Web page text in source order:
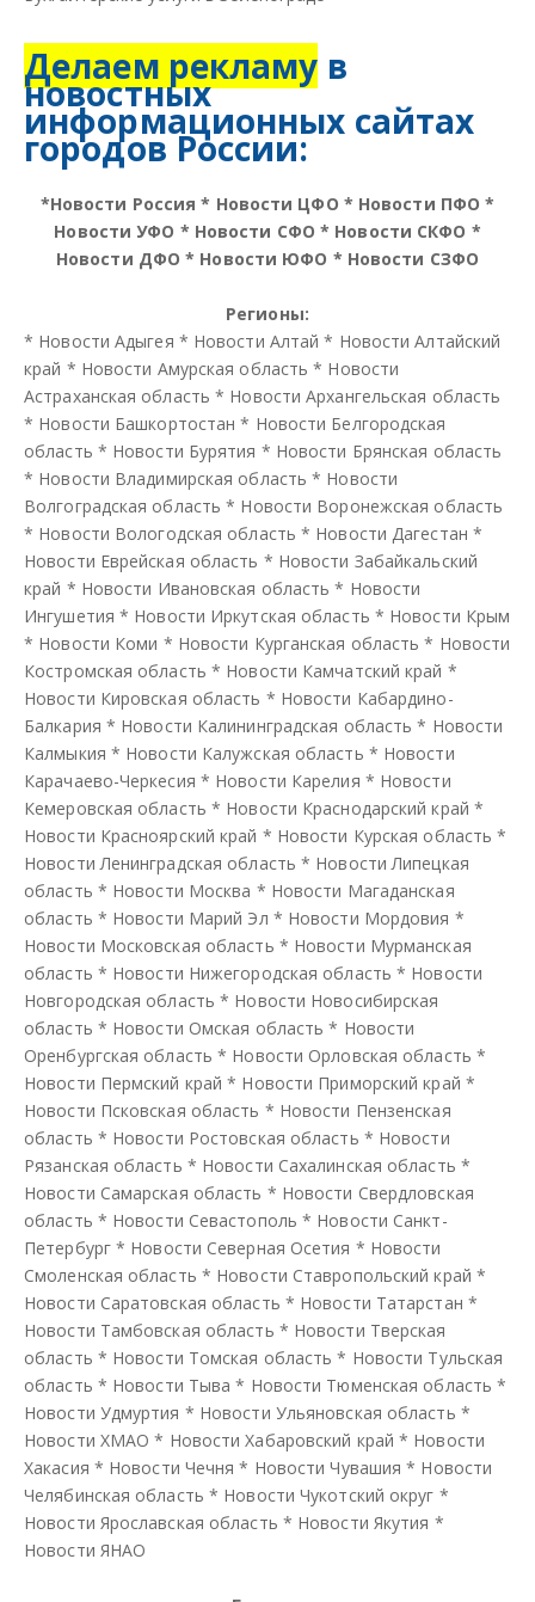
Делаем рекламу в
новостных
информационных сайтах
городов России:
*Новости Россия * Новости ЦФО * Новости ПФО *
Новости УФО * Новости СФО * Новости СКФО *
Новости ДФО * Новости ЮФО * Новости СЗФО
Регионы:
* Новости Адыгея * Новости Алтай * Новости Алтайский
край * Новости Амурская область * Новости
Астраханская область * Новости Архангельская область
* Новости Башкортостан * Новости Белгородская
область * Новости Бурятия * Новости Брянская область
* Новости Владимирская область * Новости
Волгоградская область * Новости Воронежская область
* Новости Вологодская область * Новости Дагестан *
Новости Еврейская область * Новости Забайкальский
край * Новости Ивановская область * Новости
Ингушетия * Новости Иркутская область * Новости Крым
* Новости Коми * Новости Курганская область * Новости
Костромская область * Новости Камчатский край *
Новости Кировская область * Новости Кабардино-
Балкария * Новости Калининградская область * Новости
Калмыкия * Новости Калужская область * Новости
Карачаево-Черкесия * Новости Карелия * Новости
Кемеровская область * Новости Краснодарский край *
Новости Красноярский край * Новости Курская область *
Новости Ленинградская область * Новости Липецкая
область * Новости Москва * Новости Магаданская
область * Новости Марий Эл * Новости Мордовия *
Новости Московская область * Новости Мурманская
область * Новости Нижегородская область * Новости
Новгородская область * Новости Новосибирская
область * Новости Омская область * Новости
Оренбургская область * Новости Орловская область *
Новости Пермский край * Новости Приморский край *
Новости Псковская область * Новости Пензенская
область * Новости Ростовская область * Новости
Рязанская область * Новости Сахалинская область *
Новости Самарская область * Новости Свердловская
область * Новости Севастополь * Новости Санкт-
Петербург* Новости Северная Осетия * Новости
Смоленская область * Новости Ставропольский край *
Новости Саратовская область * Новости Татарстан *
Новости Тамбовская область * Новости Тверская
область * Новости Томская область * Новости Тульская
область * Новости Тыва * Новости Тюменская область *
Новости Удмуртия * Новости Ульяновская область *
Новости ХМАО * Новости Хабаровский край * Новости
Хакасия * Новости Чечня * Новости Чувашия * Новости
Челябинская область * Новости Чукотский округ *
Новости Ярославская область * Новости Якутия *
Новости ЯНАО